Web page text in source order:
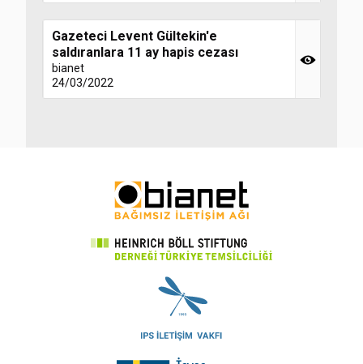
Gazeteci Levent Gültekin'e
saldıranlara 11 ay hapis cezası
bianet
24/03/2022